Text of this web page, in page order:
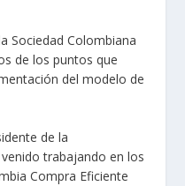
Sociedad Colombiana
de los puntos que
del modelo de
de la
trabajando en los
Compra Eficiente